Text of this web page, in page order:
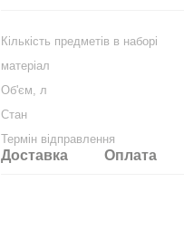
Кількість предметів в наборі
матеріал
Об'єм, л
Стан
Термін відправлення
Доставка Оплата